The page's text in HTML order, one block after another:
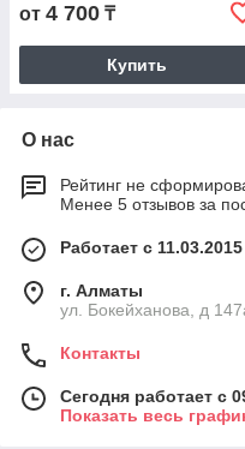
от 4 700 ₸
Купить
О нас
Рейтинг не
Менее 5 отзывов за
Работает с 11.03.2015
г. Алматы
ул. Бокейханова, д
Контакты
Сегодня работает с
Показать весь